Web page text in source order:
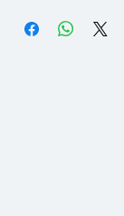
HOW TO MAKE